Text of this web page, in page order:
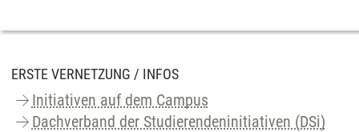
ERSTE VERNETZUNG / INFOS
Initiativen auf dem Campus
Dachverband der Studierendeninitiativen (DSi)